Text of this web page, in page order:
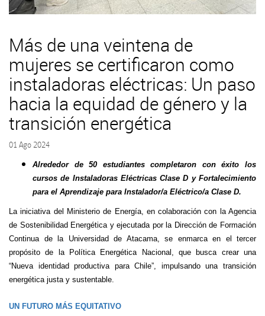
Más de una veintena de
mujeres se certificaron como
instaladoras eléctricas: Un paso
hacia la equidad de género y la
transición energética
01 Ago 2024
Alrededor de 50 estudiantes completaron con éxito los
cursos de Instaladoras Eléctricas Clase D y Fortalecimiento
para el Aprendizaje para Instalador/a Eléctrico/a Clase D.
La iniciativa del Ministerio de Energía, en colaboración con la Agencia
de Sostenibilidad Energética y ejecutada por la Dirección de Formación
Continua de la Universidad de Atacama, se enmarca en el tercer
propósito de la Política Energética Nacional, que busca crear una
“Nueva identidad productiva para Chile”, impulsando una transición
energética justa y sustentable.
UN FUTURO MÁS EQUITATIVO